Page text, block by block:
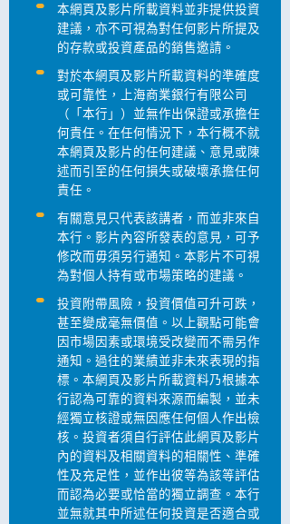
本網頁及影片所載資料並非提供投資
建議，亦不可視為對任何影片所提及
的存款或投資產品的銷售邀請。
對於本網頁及影片所載資料的準確度
或可靠性，上海商業銀行有限公司
（「本行」）並無作出保證或承擔任
何責任。在任何情況下，本行概不就
本網頁及影片的任何建議、意見或陳
述而引至的任何損失或破壞承擔任何
責任。
有關意見只代表該講者，而並非來自
本行。影片內容所發表的意見，可予
修改而毋須另行通知。本影片不可視
為對個人持有或市場策略的建議。
投資附帶風險，投資價值可升可跌，
甚至變成毫無價值。以上觀點可能會
因市場因素或環境受改變而不需另作
通知。過往的業績並非未來表現的指
標。本網頁及影片所載資料乃根據本
行認為可靠的資料來源而編製，並未
經獨立核證或無因應任何個人作出檢
核。投資者須自行評估此網頁及影片
內的資料及相關資料的相關性、準確
性及充足性，並作出彼等為該等評估
而認為必要或恰當的獨立調查。本行
並無就其中所述任何投資是否適合或